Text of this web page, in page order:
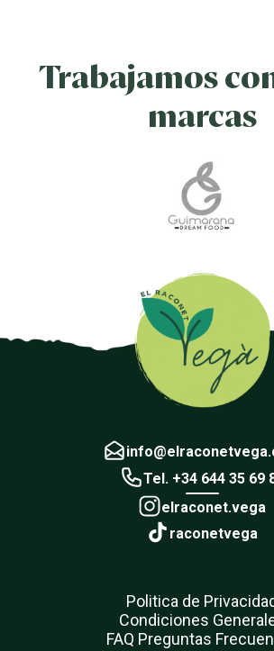
Trabajamos
marcas
Tel. +34 644 35 69
elraconet.vega
raconetvega
Politica de
Condiciones
FAQ Preguntas